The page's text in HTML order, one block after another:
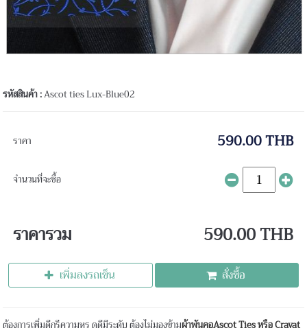
รหัสสินค้า :Ascot ties Lux-Blue02
ราคา 590.00 THB
จำนวนที่จะซื้อ
ราคารวม 590.00 THB
เพิ่มลงรถเข็น สั่งซื้อ